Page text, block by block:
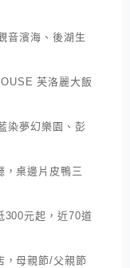
音濱海、後湖生
芙洛麗大飯
染夢幻樂園、彭
，桌邊片皮鴨三
300元起，近70道
，母親節/父親節